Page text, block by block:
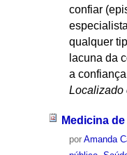
confiar
qualquer
lacuna da
a
Localizado
Medicina
porAmanda